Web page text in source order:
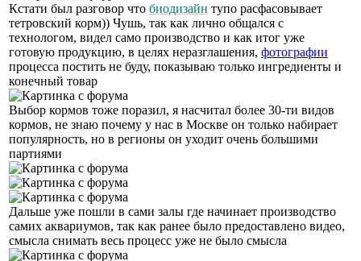
Кстати был разговор что биодизайн тупо расфасовывает
тетровский корм)) Чушь, так как лично общался с
технологом, видел само производство и как итог уже
готовую продукцию, в целях неразглашения, фотографии
процесса постить не буду, показываю только ингредиенты и
конечный товар
Выбор кормов тоже поразил, я насчитал более 30-ти видов
кормов, не знаю почему у нас в Москве он только набирает
популярность, но в регионы он уходит очень большими
партиями
Дальше уже пошли в сами залы где начинает производство
самих аквариумов, так как ранее было предоставлено видео,
смысла снимать весь процесс уже не было смысла